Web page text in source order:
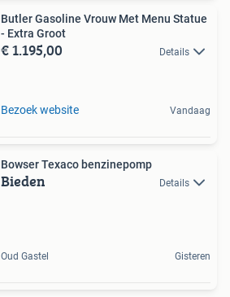
Butler Gasoline Vrouw Met Menu Statue
- Extra Groot
€ 1.195,00 Details
Bezoek website Vandaag
Bowser Texaco benzinepomp
Bieden Details
Oud Gastel Gisteren